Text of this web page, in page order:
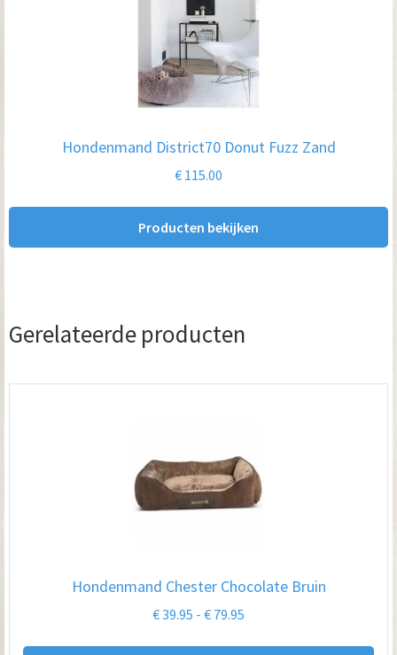
Hondenmand District70 Donut Fuzz Zand
€ 115.00
Producten bekijken
Gerelateerde producten
Hondenmand Chester Chocolate Bruin
€39.95 - € 79.95
Dit